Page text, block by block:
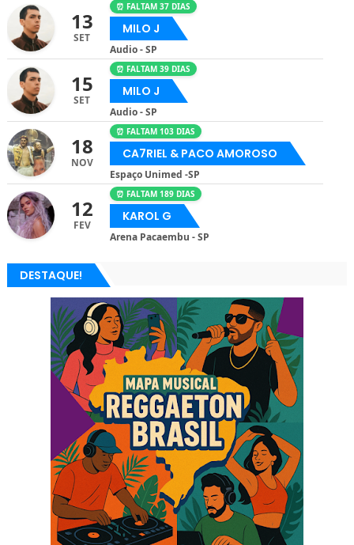
13
SET
⏰ FALTAM 37 DIAS
MILO J
Audio - SP
15
SET
⏰ FALTAM 39 DIAS
MILO J
Audio - SP
18
NOV
⏰ FALTAM 103 DIAS
CA7RIEL & PACO AMOROSO
Espaço Unimed -SP
12
FEV
⏰ FALTAM 189 DIAS
KAROL G
Arena Pacaembu - SP
DESTAQUE!